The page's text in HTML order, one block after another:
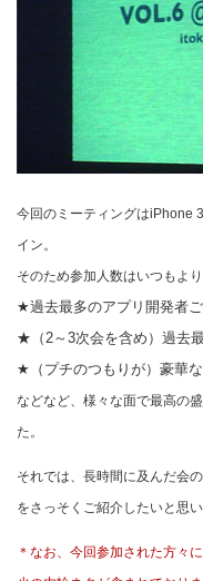
今回のミーティングはiPhone
イン。
そのため参加人数はいつもよ
★過去最多のアプリ開発者
★（2～3次会を含め）過去
★（プチのつもりが）豪華
などなど、様々な面で最高の
た。
それでは、長時間に及んだ会
をさっそくご紹介したいと思い
＊なお、今回参加された方々